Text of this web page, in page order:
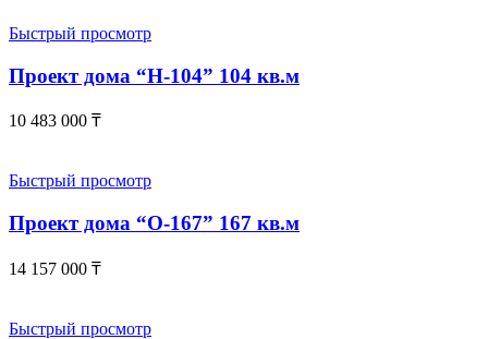
Быстрый просмотр
Проект дома “Н-104” 104 кв.м
10 483 000 ₸
Быстрый просмотр
Проект дома “О-167” 167 кв.м
14 157 000 ₸
Быстрый просмотр